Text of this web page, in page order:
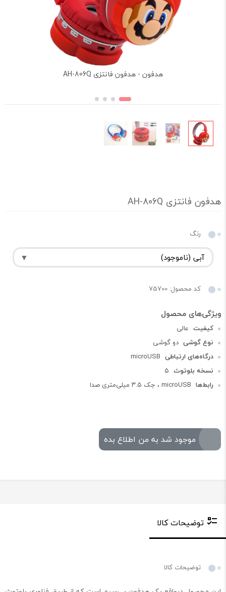
هدفون - هدفون فانتزی AH-806Q
هدفون فانتزی AH-806Q
رنگ
کد محصول: 75700
کیفیت عالی
نوع گوشی دو گوشی
درگاه‌های ارتباطی microUSB
نسخه بلوتوث ۵
رابط‌ها microUSB ، جک ۳.۵ میلی‌متری صدا
موجود شد به من اطلاع بده
توضیحات کالا
توضیحات کالا